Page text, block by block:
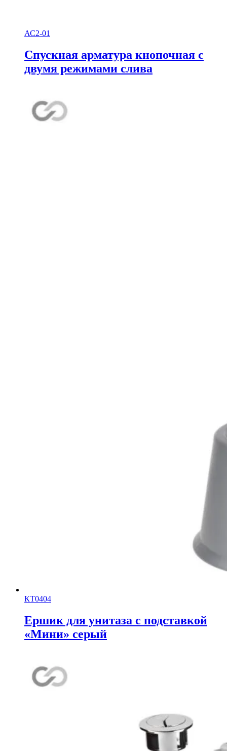
АС2-01
Спускная арматура кнопочная с
двумя режимами слива
КТ0404
Ершик для унитаза с подставкой
«Мини» серый